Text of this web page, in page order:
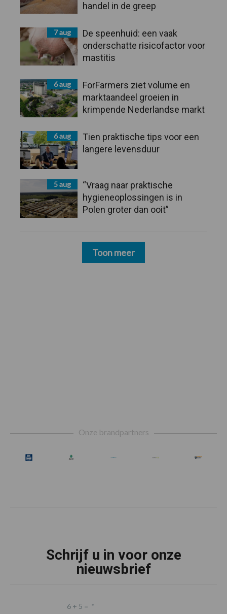
handel in de greep
7 aug
De speenhuid: een vaak
onderschatte risicofactor voor
mastitis
6 aug
ForFarmers ziet volume en
marktaandeel groeien in
krimpende Nederlandse markt
6 aug
Tien praktische tips voor een
langere levensduur
5 aug
“Vraag naar praktische
hygieneoplossingen is in
Polen groter dan ooit”
Toon meer
Onze brandpartners
Schrijf u in voor onze
nieuwsbrief
6 + 5 = *